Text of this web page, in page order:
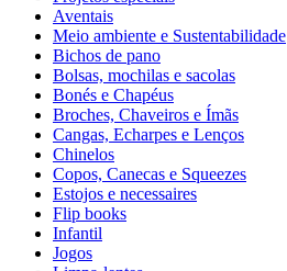
Aventais
Meio ambiente e Sustentabilidade
Bichos de pano
Bolsas, mochilas e sacolas
Bonés e Chapéus
Broches, Chaveiros e Ímãs
Cangas, Echarpes e Lenços
Chinelos
Copos, Canecas e Squeezes
Estojos e necessaires
Flip books
Infantil
Jogos